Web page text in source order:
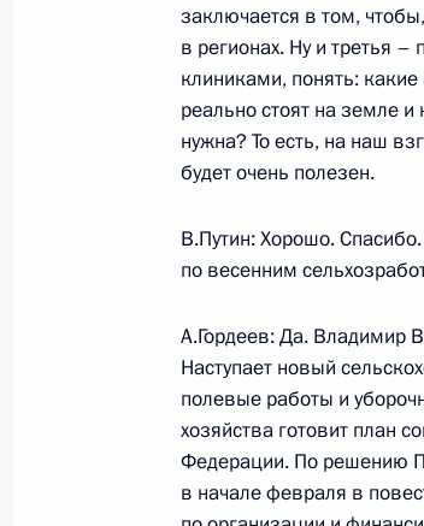
Выдержки из
с пенсионерами
27 января 2004 года, 16:19
Подход к прессе после
26 января 2004 года,
Начало встречи с
Пауэллом
заключается в том,
в регионах. Ну и третья
клиниками, понять:
реально стоят на земле
нужна? То есть, на наш
будет очень полезен.
В.Путин: Хорошо.
по весенним
А.Гордеев: Да. Владимир
Наступает новый
полевые работы и
хозяйства готовит план
Федерации. По решению
в начале февраля в